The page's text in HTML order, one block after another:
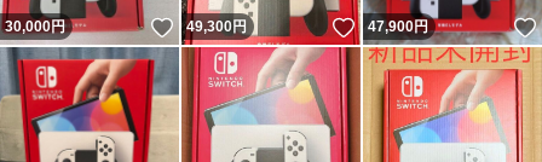
30,000円 いいね！
49,300円 いいね！
47,900円